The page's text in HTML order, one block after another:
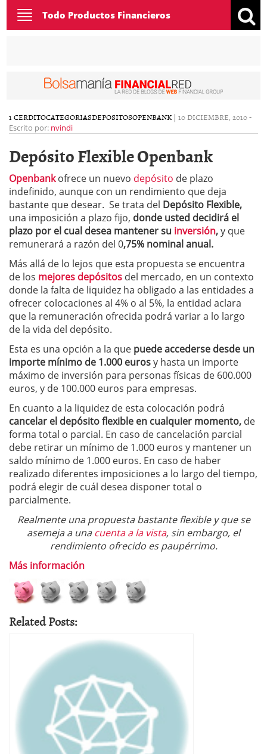
Toggle
navigation
Todo Productos Financieros
1 CERDITOCATEGORIASDEPOSITOSOPENBANK | 10 DICIEMBRE, 2010-
Escrito por: nvindi
Depósito Flexible Openbank
Openbankofrece un nuevo depósito de plazo
indefinido, aunque con un rendimiento que deja
bastante que desear. Se trata del Depósito Flexible,
una imposición a plazo fijo, donde usted decidirá el
plazo por el cual desea mantener su inversión,y que
remunerará a razón del 0,75% nominal anual.
Más allá de lo lejos que esta propuesta se encuentra
de los mejores depósitos del mercado, en un contexto
donde la falta de liquidez ha obligado a las entidades a
ofrecer colocaciones al 4% o al 5%, la entidad aclara
que la remuneración ofrecida podrá variar a lo largo
de la vida del depósito.
Esta es una opción a la que puede accederse desde un
importe mínimo de 1.000 eurosy hasta un importe
máximo de inversión para personas físicas de 600.000
euros, y de 100.000 euros para empresas.
En cuanto a la liquidez de esta colocación podrá
cancelar el depósito flexible en cualquier momento, de
forma total o parcial. En caso de cancelación parcial
debe retirar un mínimo de 1.000 euros y mantener un
saldo mínimo de 1.000 euros. En caso de haber
realizado diferentes imposiciones a lo largo del tiempo,
podrá elegir de cuál desea disponer total o
parcialmente.
Realmente una propuesta bastante flexible y que se
asemeja a unacuenta a la vista, sin embargo, el
rendimiento ofrecido es paupérrimo.
Más información
Related Posts: